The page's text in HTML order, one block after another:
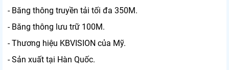
- Băng thông truyền tải tối đa 350M.
- Băng thông lưu trữ 100M.
- Thương hiệu KBVISION của Mỹ.
- Sản xuất tại Hàn Quốc.